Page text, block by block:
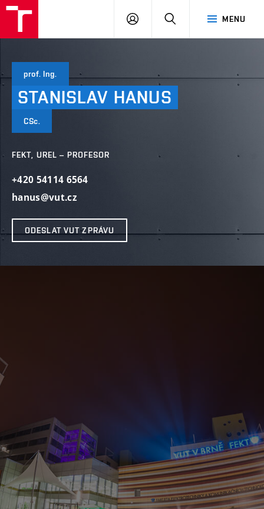
MENU
PŘIHLÁSIT
prof. Ing.
STANISLAV HANUS
CSc.
FEKT, UREL – PROFESOR
+420 54114 6564
hanus@vut.cz
ODESLAT VUT ZPRÁVU